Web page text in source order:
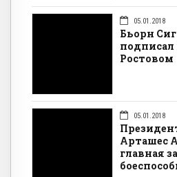
05.01.2018
Бьорн
подписал
Ростовом
05.01.2018
Арташес
главная